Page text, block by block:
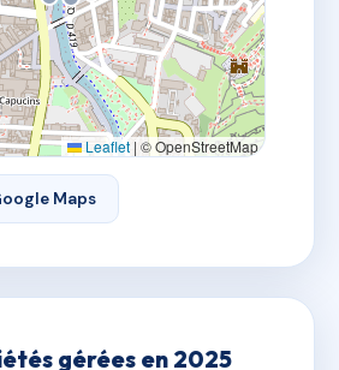
Leaflet | © OpenStreetMap
Maps
gérées en 2025